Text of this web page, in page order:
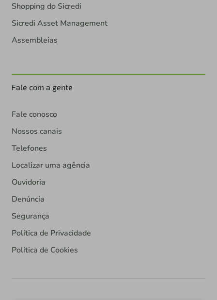
Shopping do Sicredi
Sicredi Asset Management
Assembleias
Fale com a gente
Fale conosco
Nossos canais
Telefones
Localizar uma agência
Ouvidoria
Denúncia
Segurança
Política de Privacidade
Política de Cookies